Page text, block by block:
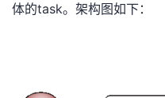
验
收
议
体的task。架构图如下：